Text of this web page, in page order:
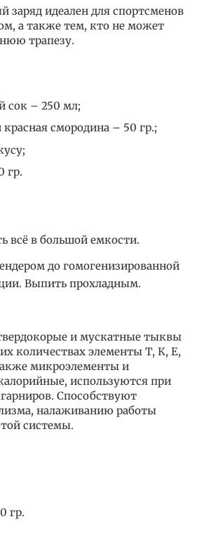
идеален для спортсменов
а также тем, кто не может
трапезу.
сок – 250 мл;
красная смородина – 50 гр.;
гр.
всё в большой емкости.
до гомогенизированной
Выпить прохладным.
и мускатные тыквы
количествах элементы Т, К, Е,
микроэлементы и
используются при
Способствуют
налаживанию работы
системы.
гр.